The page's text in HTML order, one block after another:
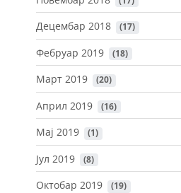
Децембар 2018 (17)
Фебруар 2019 (18)
Март 2019 (20)
Април 2019 (16)
Мај 2019 (1)
Јул 2019 (8)
Октобар 2019 (19)